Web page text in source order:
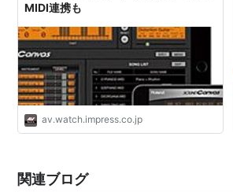
MIDI連携も
av.watch.impress.co.jp
関連ブログ